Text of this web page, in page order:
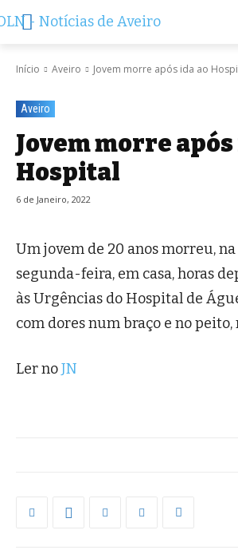
Início Aveiro Jovem morre após ida ao
Aveiro
Jovem morre após
Hospital
6 de Janeiro, 2022
Um jovem de 20 anos morreu,
segunda-feira, em casa, horas
às Urgências do Hospital de
com dores num braço e no peito,
Ler noJN